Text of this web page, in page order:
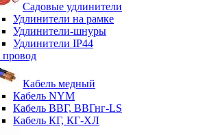
Садовые удлинители
Удлинители на рамке
Удлинители-шнуры
Удлинители IP44
провод
Кабель медный
Кабель NYM
Кабель ВВГ, ВВГнг-LS
Кабель КГ, КГ-ХЛ